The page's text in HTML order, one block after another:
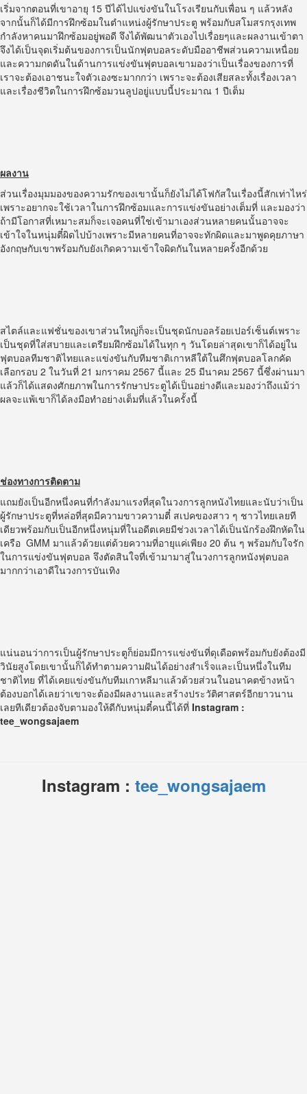
เริ่มจากตอนที่เขาอายุ 15 ปีได้ไปแข่งขันในโรงเรียนกับเพื่อน ๆ แล้วหลัง
จากนั้นก็ได้มีการฝึกซ้อมในตำแหน่งผู้รักษาประตู พร้อมกับสโมสรกรุงเทพ
กำลังหาคนมาฝึกซ้อมอยู่พอดี จึงได้พัฒนาตัวเองไปเรื่อยๆและผลงานเข้าตา
จึงได้เป็นจุดเริ่มต้นของการเป็นนักฟุตบอลระดับมืออาชีพส่วนความเหนื่อย
และความกดดันในด้านการแข่งขันฟุตบอลเขามองว่าเป็นเรื่องของการที่
เราจะต้องเอาชนะใจตัวเองซะมากกว่า เพราะจะต้องเสียสละทั้งเรื่องเวลา
และเรื่องชีวิตในการฝึกซ้อมวนลูปอยู่แบบนี้ประมาณ 1 ปีเต็ม
ผลงาน
ส่วนเรื่องมุมมองของความรักของเขานั้นก็ยังไม่ได้โฟกัสในเรื่องนี้สักเท่าไหร่
เพราะอยากจะใช้เวลาในการฝึกซ้อมและการแข่งขันอย่างเต็มที่ และมองว่า
ถ้ามีโอกาสที่เหมาะสมก็จะเจอคนที่ใช่เข้ามาเองส่วนหลายคนนั้นอาจจะ
เข้าใจในหนุ่มตี๋ผิดไปบ้างเพราะมีหลายคนที่อาจจะทักผิดและมาพูดคุยภาษา
อังกฤษกับเขาพร้อมกับยังเกิดความเข้าใจผิดกันในหลายครั้งอีกด้วย
สไตล์และแฟชั่นของเขาส่วนใหญ่ก็จะเป็นชุดนักบอลร้อยเปอร์เซ็นต์เพราะ
เป็นชุดที่ใส่สบายและเตรียมฝึกซ้อมได้ในทุก ๆ วันโดยล่าสุดเขาก็ได้อยู่ใน
ฟุตบอลทีมชาติไทยและแข่งขันกับทีมชาติเกาหลีใต้ในศึกฟุตบอลโลกคัด
เลือกรอบ 2 ในวันที่ 21 มกราคม 2567 นี้และ 25 มีนาคม 2567 นี้ซึ่งผ่านมา
แล้วก็ได้แสดงศักยภาพในการรักษาประตูได้เป็นอย่างดีและมองว่าถึงแม้ว่า
ผลจะแพ้เขาก็ได้ลงมือทำอย่างเต็มที่แล้วในครั้งนี้
ช่องทางการติดตาม
แถมยังเป็นอีกหนึ่งคนที่กำลังมาแรงที่สุดในวงการลูกหนังไทยและนับว่าเป็น
ผู้รักษาประตูที่หล่อที่สุดมีความขาวความตี๋ สเปคของสาว ๆ ชาวไทยเลยที
เดียวพร้อมกับเป็นอีกหนึ่งหนุ่มที่ในอดีตเคยมีช่วงเวลาได้เป็นนักร้องฝึกหัดใน
เครือ GMM มาแล้วด้วยแต่ด้วยความที่อายุแค่เพียง 20 ต้น ๆ พร้อมกับใจรัก
ในการแข่งขันฟุตบอล จึงตัดสินใจที่เข้ามามาสู่ในวงการลูกหนังฟุตบอล
มากกว่าเอาดีในวงการบันเทิง
แน่นอนว่าการเป็นผู้รักษาประตูก็ย่อมมีการแข่งขันที่ดุเดือดพร้อมกับยังต้องมี
วินัยสูงโดยเขานั้นก็ได้ทำตามความฝันได้อย่างสำเร็จและเป็นหนึ่งในทีม
ชาติไทย ที่ได้เคยแข่งขันกับทีมเกาหลีมาแล้วด้วยส่วนในอนาคตข้างหน้า
ต้องบอกได้เลยว่าเขาจะต้องมีผลงานและสร้างประวัติศาสตร์อีกยาวนาน
เลยทีเดียวต้องจับตามองให้ดีกับหนุ่มตี๋คนนี้ได้ที่ Instagram :
tee_wongsajaem
Instagram : tee_wongsajaem